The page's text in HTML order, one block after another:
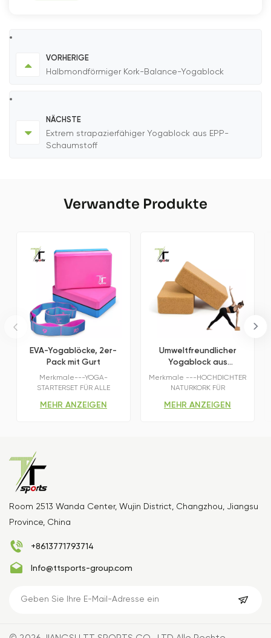
VORHERIGE
Halbmondförmiger Kork-Balance-Yogablock
NÄCHSTE
Extrem strapazierfähiger Yogablock aus EPP-
Schaumstoff
Verwandte Produkte
EVA-Yogablöcke, 2er-
Pack mit Gurt
Merkmale---YOGA-
STARTERSET FÜR ALLE
Schaum für zuverlässige
BEWEGUNGSUMFANGS---
UND REISEFREUNDLICHES
MEHR ANZEIGEN
Umweltfreundlicher
Yogablock aus
Naturkork
Merkmale ---HOCHDICHTER
NATURKORK FÜR
STABILITÄT ---NATÜRLICHE
MEHR ANZEIGEN
Room 2513 Wanda Center, Wujin District, Changzhou, Jiangsu
Province, China
+8613771793714
Info@ttsports-group.com